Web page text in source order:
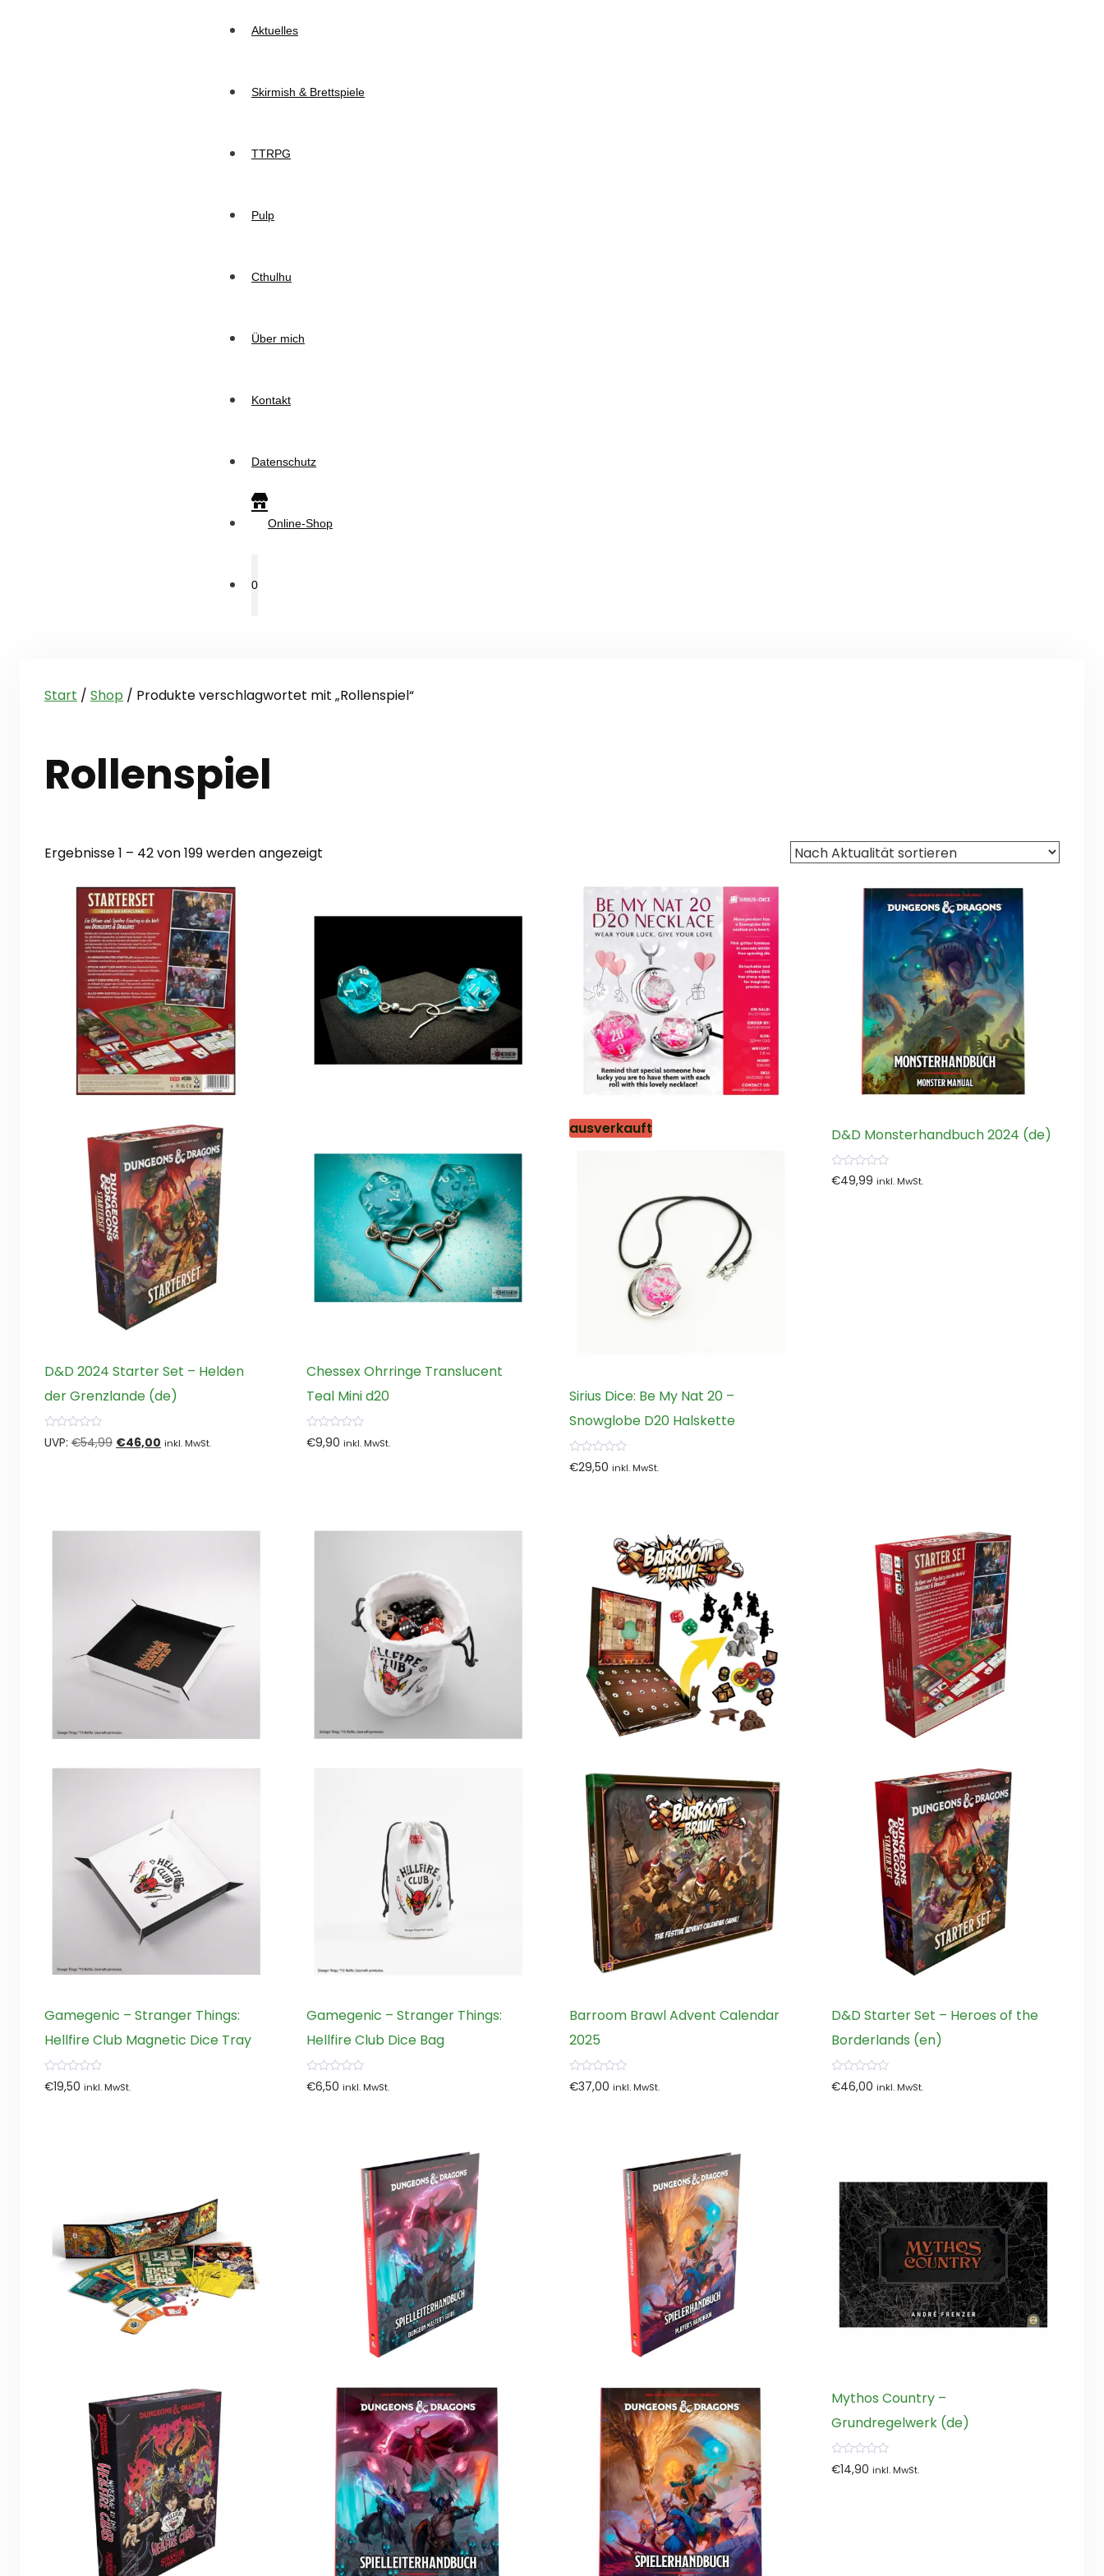
Aktuelles
Skirmish & Brettspiele
TTRPG
Pulp
Cthulhu
Über mich
Kontakt
Datenschutz
Online-Shop
0
Start / Shop / Produkte verschlagwortet mit „Rollenspiel“
Rollenspiel
Ergebnisse 1 – 42 von 199 werden angezeigt
D&D 2024 Starter Set – Helden
der Grenzlande (de)
0
von
UVP: €54,99 Ursprünglicher
€46,00 Aktueller
inkl. MwSt.
Chessex Ohrringe Translucent
Teal Mini d20
0
von
€9,90 inkl. MwSt.
ausverkauft
Sirius Dice: Be My Nat 20 –
Snowglobe D20 Halskette
0
von
€29,50 inkl. MwSt.
D&D Monsterhandbuch 2024 (de)
0
von
€49,99 inkl. MwSt.
Gamegenic – Stranger Things:
Hellfire Club Magnetic Dice Tray
0
von
€19,50 inkl. MwSt.
Gamegenic – Stranger Things:
Hellfire Club Dice Bag
0
von
€6,50 inkl. MwSt.
Barroom Brawl Advent Calendar
2025
0
von
€37,00 inkl. MwSt.
D&D Starter Set – Heroes of the
Borderlands (en)
0
von
€46,00 inkl. MwSt.
Mythos Country –
Grundregelwerk (de)
0
von
€14,90 inkl. MwSt.